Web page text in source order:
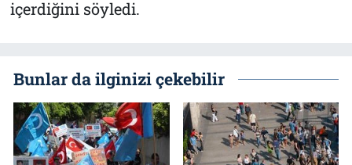
içerdiğini söyledi.
Bunlar da ilginizi çekebilir